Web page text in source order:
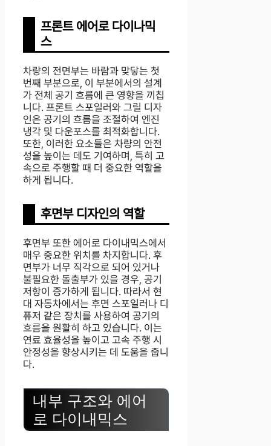
프론트 에어로 다이나믹
스
차량의 전면부는 바람과 맞닿는 첫
번째 부분으로, 이 부분에서의 설계
가 전체 공기 흐름에 큰 영향을 끼칩
니다. 프론트 스포일러와 그릴 디자
인은 공기의 흐름을 조절하여 엔진
냉각 및 다운포스를 최적화합니다.
또한, 이러한 요소들은 차량의 안전
성을 높이는 데도 기여하며, 특히 고
속으로 주행할 때 더 중요한 역할을
하게 됩니다.
후면부 디자인의 역할
후면부 또한 에어로 다이내믹스에서
매우 중요한 위치를 차지합니다. 후
면부가 너무 직각으로 되어 있거나
불필요한 돌출부가 있을 경우, 공기
저항이 증가하게 됩니다. 따라서 현
대 자동차에서는 후면 스포일러나 디
퓨저 같은 장치를 사용하여 공기의
흐름을 원활히 하고 있습니다. 이는
연료 효율성을 높이고 고속 주행 시
안정성을 향상시키는 데 도움을 줍니
다.
내부 구조와 에어
로 다이내믹스